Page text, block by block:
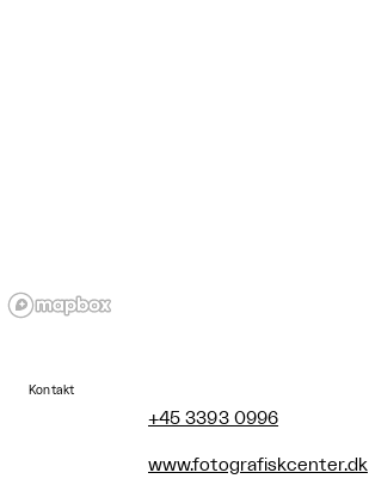
Kontakt
+45 3393 0996
www.fotografiskcenter.dk